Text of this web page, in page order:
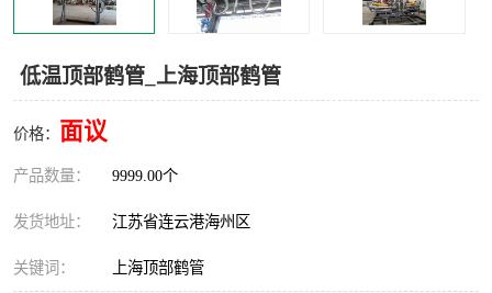
低温顶部鹤管_上海顶部鹤管
价格： 面议
产品数量： 9999.00个
发货地址： 江苏省连云港海州区
关键词： 上海顶部鹤管